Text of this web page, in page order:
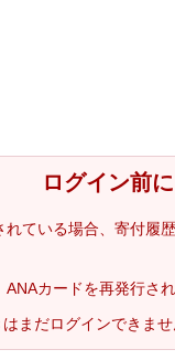
ログイン前
ている場合、寄付履
カードを再発行さ
まだログインできま